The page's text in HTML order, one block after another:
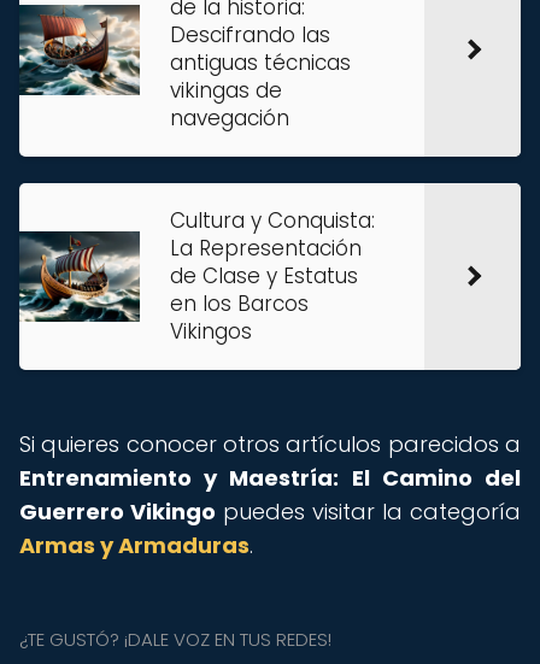
de la historia:
Descifrando las
antiguas técnicas
vikingas de
navegación
Cultura y Conquista:
La Representación
de Clase y Estatus
en los Barcos
Vikingos
Si quieres conocer otros artículos parecidos a
Entrenamiento y Maestría: El Camino del
Guerrero Vikingo puedes visitar la categoría
Armas y Armaduras.
¿TE GUSTÓ? ¡DALE VOZ EN TUS REDES!